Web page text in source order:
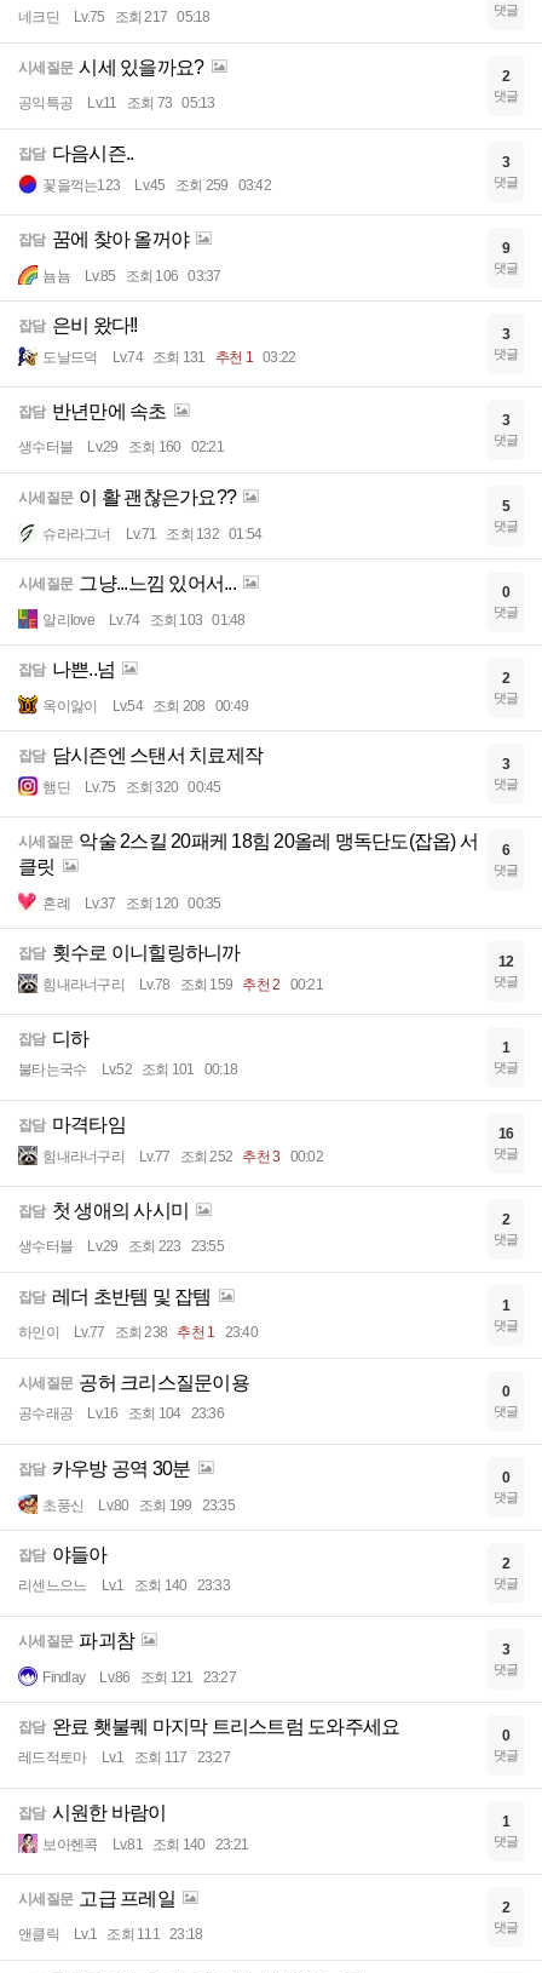
네크딘 Lv.75 조회 217 05:18 댓글
시세질문 시세 있을까요?
공익특공 Lv.11 조회 73 05:13
2
댓글
잡담 다음시즌..
꽃을꺽는123 Lv.45 조회 259 03:42
3
댓글
잡담 꿈에 찾아 올꺼야
뇸뇸 Lv.85 조회 106 03:37
9
댓글
잡담 은비 왔다!!
도날드덕 Lv.74 조회 131 추천 1 03:22
3
댓글
잡담 반년만에 속초
생수터블 Lv.29 조회 160 02:21
3
댓글
시세질문 이 활 괜찮은가요??
슈라라그너 Lv.71 조회 132 01:54
5
댓글
시세질문 그냥...느낌 있어서...
알리love Lv.74 조회 103 01:48
0
댓글
잡담 나쁜..넘
옥이앓이 Lv.54 조회 208 00:49
2
댓글
잡담 담시즌엔 스탠서 치료제작
햄딘 Lv.75 조회 320 00:45
3
댓글
시세질문 악술 2스킬 20패케 18힘 20올레 맹독단도(잡옵) 서
클릿
혼례 Lv.37 조회 120 00:35
6
댓글
잡담 횟수로 이니힐링하니까
힘내라너구리 Lv.78 조회 159 추천 2 00:21
12
댓글
잡담 디하
불타는국수 Lv.52 조회 101 00:18
1
댓글
잡담 마격타임
힘내라너구리 Lv.77 조회 252 추천 3 00:02
16
댓글
잡담 첫 생애의 사시미
생수터블 Lv.29 조회 223 23:55
2
댓글
잡담 레더 초반템 및 잡템
하인이 Lv.77 조회 238 추천 1 23:40
1
댓글
시세질문 공허 크리스질문이용
공수래공 Lv.16 조회 104 23:36
0
댓글
잡담 카우방 공역 30분
초풍신 Lv.80 조회 199 23:35
0
댓글
잡담 야들아
리센느으느 Lv.1 조회 140 23:33
2
댓글
시세질문 파괴참
Findlay Lv.86 조회 121 23:27
3
댓글
잡담 완료 횃불퀘 마지막 트리스트럼 도와주세요
레드적토마 Lv.1 조회 117 23:27
0
댓글
잡담 시원한 바람이
보아헨콕 Lv.81 조회 140 23:21
1
댓글
시세질문 고급 프레일
앤클릭 Lv.1 조회 111 23:18
2
댓글